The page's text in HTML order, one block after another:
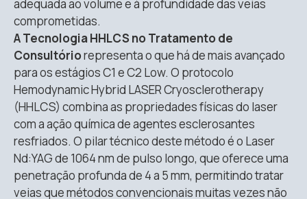
adequada ao volume e à profundidade das veias
comprometidas.
A Tecnologia HHLCS no Tratamento de
Consultóriorepresenta o que há de mais avançado
para os estágios C1 e C2 Low. O protocolo
Hemodynamic Hybrid LASER Cryosclerotherapy
(HHLCS) combina as propriedades físicas do laser
com a ação química de agentes esclerosantes
resfriados. O pilar técnico deste método é o Laser
Nd:YAG de 1064 nm de pulso longo, que oferece uma
penetração profunda de 4 a 5 mm, permitindo tratar
veias que métodos convencionais muitas vezes não